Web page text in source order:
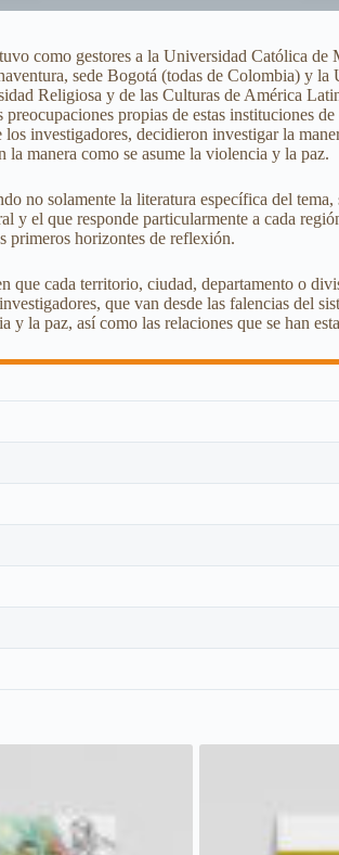
como gestores a la Universidad Católica de
sede Bogotá (todas de Colombia) y
Religiosa y de las Culturas de América
propias de estas instituciones
investigadores, decidieron investigar la
manera como se asume la violencia y la paz.
no solamente la literatura específica del
y el que responde particularmente a cada
primeros horizontes de reflexión.
que cada territorio, ciudad, departamento o
que van desde las falencias del
la paz, así como las relaciones que se han